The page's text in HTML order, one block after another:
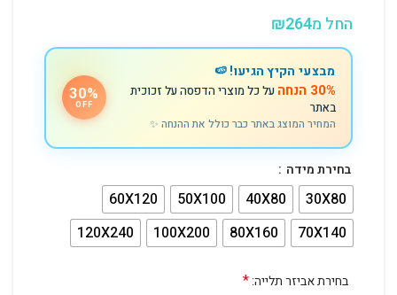
החל מ ₪264
מבצעי הקיץ הגיעו! 🍉
30% הנחה
על כל מוצרי הדפסה על זכוכית
באתר
המחיר המוצג באתר כבר כולל את ההנחה ✨
30%
OFF
בחירת מידה
30X80
40X80
50X100
60X120
70X140
80X160
100X200
120X240
בחירת אביזר תלייה:*